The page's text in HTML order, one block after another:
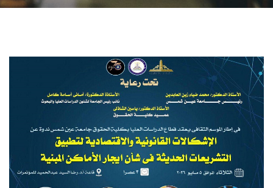
الدراسات العليا
الخريجين